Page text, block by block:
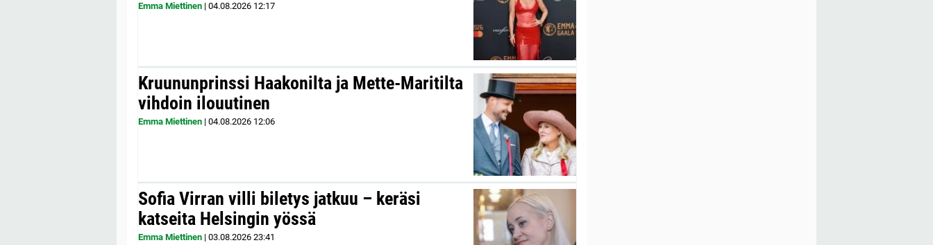
Emma Miettinen | 04.08.2026 12:17
Kruununprinssi Haakonilta ja Mette-Maritilta
vihdoin ilouutinen
Emma Miettinen | 04.08.2026 12:06
Sofia Virran villi biletys jatkuu – keräsi
katseita Helsingin yössä
Emma Miettinen | 03.08.2026 23:41